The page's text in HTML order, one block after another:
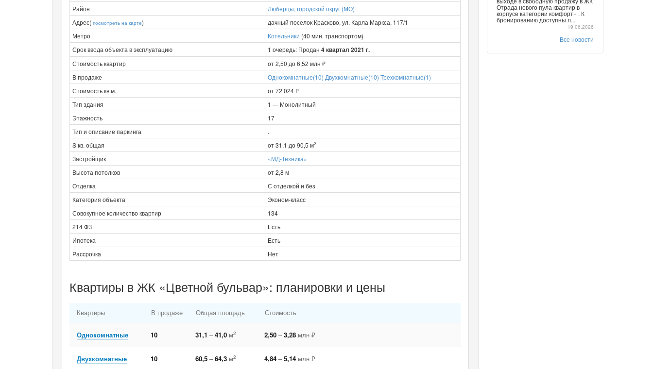
Район
Люберцы, городской округ (МО)
Адрес( посмотреть на карте)
дачный поселок Красково, ул. Карла Маркса, 117/1
Метро
Котельники (40 мин. транспортом)
Срок ввода объекта в эксплуатацию
1 очередь: Продан 4 квартал 2021 г.
Стоимость квартир
от 2,50 до 6,52 млн ₽
В продаже
Однокомнатные(10) Двухкомнатные(10) Трехкомнатные(1)
Стоимость кв.м.
от 72 024 ₽
Тип здания
1 — Монолитный
Этажность
17
Тип и описание паркинга
.
S кв. общая
от 31,1 до 90,5 м2
Застройщик
«МД-Техника»
Высота потолков
от 2,8 м
Отделка
С отделкой и без
Категория объекта
Эконом-класс
Совокупное количество квартир
134
214 ФЗ
Есть
Ипотека
Есть
Рассрочка
Нет
Квартиры в ЖК «Цветной бульвар»: планировки и цены
Квартиры В продаже Общая площадь Стоимость
Однокомнатные 10 31,1 –41,0 м2 2,50 –3,28 млн ₽
Двухкомнатные 10 60,5 –64,3 м2 4,84 –5,14 млн ₽
Отрада нового пула квартир в
корпусе категории комфорт+ . К
бронированию доступны л...
19.06.2026
Все новости